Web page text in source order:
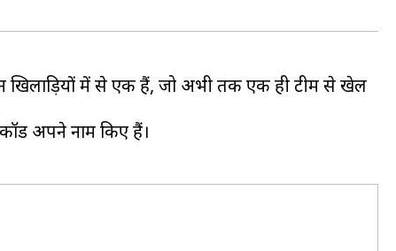
खिलाड़ियों में से एक हैं, जो अभी तक एक ही टीम से खेल
अपने नाम किए हैं।